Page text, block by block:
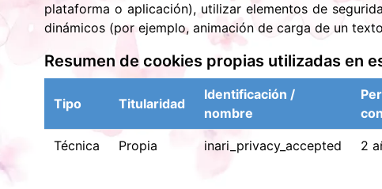
plataforma o aplicación), utilizar elementos de
dinámicos (por ejemplo, animación de carga de un
Resumen de cookies propias utilizadas en
Tipo Titularidad
Identificación /
nombre
Técnica Propia inari_privacy_accepted 2